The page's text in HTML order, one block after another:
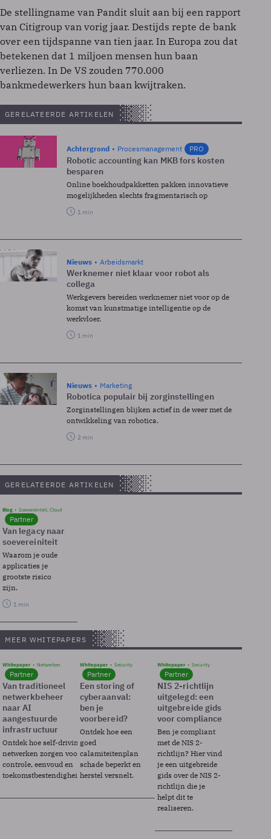
De stellingname van Pandit sluit aan bij een rapport
van Citigroup van vorig jaar. Destijds repte de bank
over een tijdspanne van tien jaar. In Europa zou dat
betekenen dat 1 miljoen mensen hun baan
verliezen. In De VS zouden 770.000
bankmedewerkers hun baan kwijtraken.
GERELATEERDE ARTIKELEN
Achtergrond Procesmanagement PRO
Robotic accounting kan MKB fors kosten
besparen
Online boekhoudpakketten pakken innovatieve
mogelijkheden slechts fragmentarisch op
1 min
Nieuws Arbeidsmarkt
Werknemer niet klaar voor robot als
collega
Werkgevers bereiden werknemer niet voor op de
komst van kunstmatige intelligentie op de
werkvloer.
1 min
Nieuws Marketing
Robotica populair bij zorginstellingen
Zorginstellingen blijken actief in de weer met de
ontwikkeling van robotica.
2 min
GERELATEERDE ARTIKELEN
Blog Soevereinteit, Cloud
Partner
Van legacy naar
soevereiniteit
Waarom je oude
applicaties je
grootste risico
zijn.
1 min
MEER WHITEPAPERS
Whitepaper Netwerken
Partner
Van traditioneel
netwerkbeheer
naar AI
aangestuurde
infrastructuur
Ontdek hoe self-driving
netwerken zorgen voor
controle, eenvoud en
toekomstbestendigheid.
Whitepaper Security
Partner
Een storing of
cyberaanval:
ben je
voorbereid?
Ontdek hoe een
goed
calamiteitenplan
schade beperkt en
herstel versnelt.
Whitepaper Security
Partner
NIS 2-richtlijn
uitgelegd: een
uitgebreide gids
voor compliance
Ben je compliant
met de NIS 2-
richtlijn? Hier vind
je een uitgebreide
gids over de NIS 2-
richtlijn die je
helpt dit te
realiseren.